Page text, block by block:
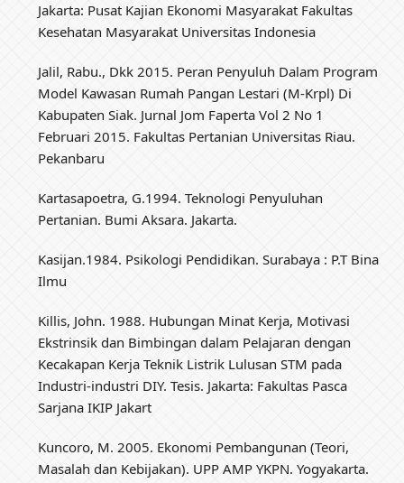
Jakarta: Pusat Kajian Ekonomi Masyarakat Fakultas
Kesehatan Masyarakat Universitas Indonesia
Jalil, Rabu., Dkk 2015. Peran Penyuluh Dalam Program
Model Kawasan Rumah Pangan Lestari (M-Krpl) Di
Kabupaten Siak. Jurnal Jom Faperta Vol 2 No 1
Februari 2015. Fakultas Pertanian Universitas Riau.
Pekanbaru
Kartasapoetra, G.1994. Teknologi Penyuluhan
Pertanian. Bumi Aksara. Jakarta.
Kasijan.1984. Psikologi Pendidikan. Surabaya : P.T Bina
Ilmu
Killis, John. 1988. Hubungan Minat Kerja, Motivasi
Ekstrinsik dan Bimbingan dalam Pelajaran dengan
Kecakapan Kerja Teknik Listrik Lulusan STM pada
Industri-industri DIY. Tesis. Jakarta: Fakultas Pasca
Sarjana IKIP Jakart
Kuncoro, M. 2005. Ekonomi Pembangunan (Teori,
Masalah dan Kebijakan). UPP AMP YKPN. Yogyakarta.